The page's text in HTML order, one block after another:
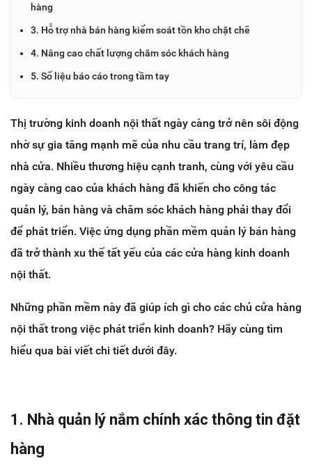
hàng
3. Hỗ trợ nhà bán hàng kiểm soát tồn kho chặt chẽ
4. Nâng cao chất lượng chăm sóc khách hàng
5. Số liệu báo cáo trong tầm tay
Thị trường kinh doanh nội thất ngày càng trở nên sôi động
nhờ sự gia tăng mạnh mẽ của nhu cầu trang trí, làm đẹp
nhà cửa. Nhiều thương hiệu cạnh tranh, cùng với yêu cầu
ngày càng cao của khách hàng đã khiến cho công tác
quản lý, bán hàng và chăm sóc khách hàng phải thay đổi
để phát triển. Việc ứng dụng phần mềm quản lý bán hàng
đã trở thành xu thế tất yếu của các cửa hàng kinh doanh
nội thất.
Những phần mềm này đã giúp ích gì cho các chủ cửa hàng
nội thất trong việc phát triển kinh doanh? Hãy cùng tìm
hiểu qua bài viết chi tiết dưới đây.
1. Nhà quản lý nắm chính xác thông tin đặt
hàng